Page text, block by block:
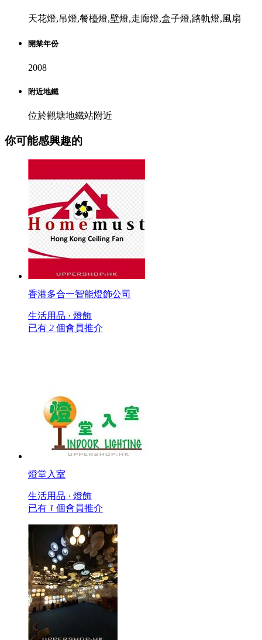
天花燈,吊燈,餐檯燈,壁燈,走廊燈,盒子燈,路軌燈,風扇
開業年份
2008
附近地鐵
位於觀塘地鐵站附近
你可能感興趣的
香港多合一智能燈飾公司
生活用品 · 燈飾
已有 2 個會員推介
燈堂入室
生活用品 · 燈飾
已有 1 個會員推介